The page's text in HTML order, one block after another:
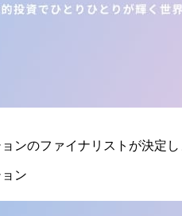
ンのファイナリストが決定し
ン